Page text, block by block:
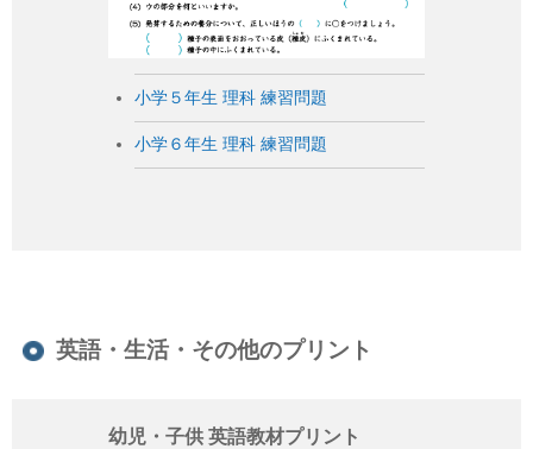
小学５年生 理科 練習問題
小学６年生 理科 練習問題
英語・生活・その他のプリント
幼児・子供 英語教材プリント